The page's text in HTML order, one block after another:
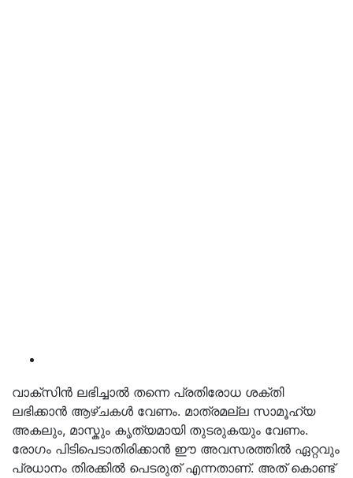
വാക്സിൻ ലഭിച്ചാൽ തന്നെ പ്രതിരോധ ശക്തി
ലഭിക്കാൻ ആഴ്ചകൾ വേണം. മാത്രമല്ല സാമൂഹ്യ
അകലും, മാസ്കും കൃത്യമായി തുടരുകയും വേണം.
രോഗം പിടിപെടാതിരിക്കാൻ ഈ അവസരത്തിൽ ഏറ്റവും
പ്രധാനം തിരക്കിൽ പെടരുത് എന്നതാണ്. അത് കൊണ്ട്